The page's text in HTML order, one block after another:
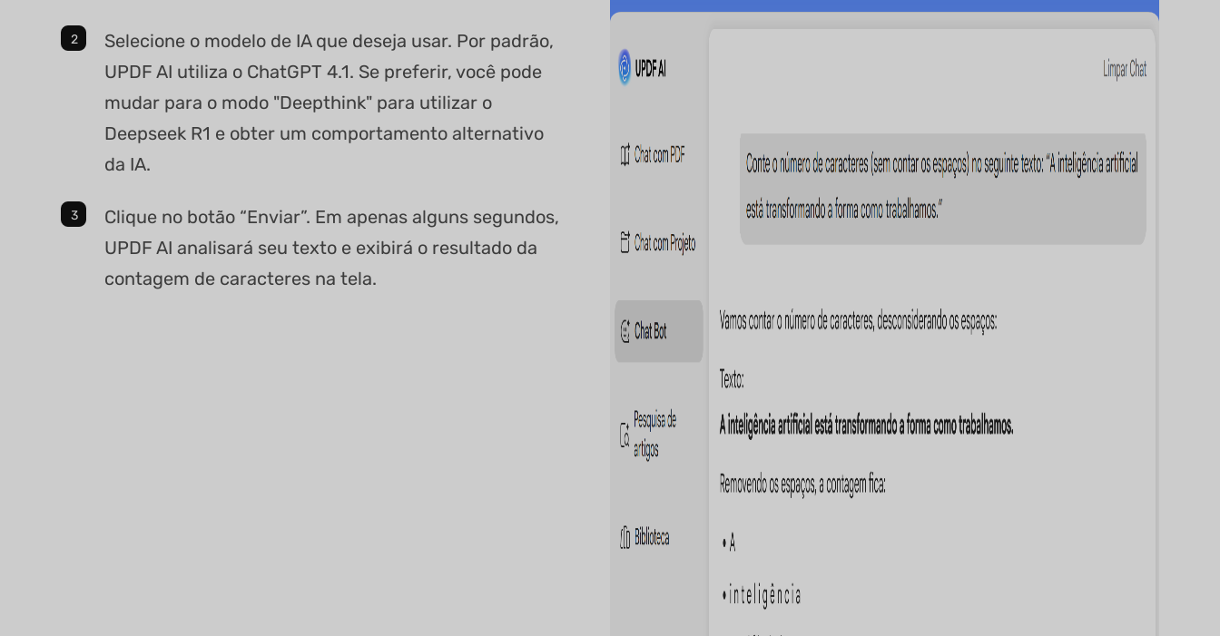
Selecione o modelo de IA que deseja usar. Por padrão,
UPDF AI utiliza o ChatGPT 4.1. Se preferir, você pode
mudar para o modo "Deepthink" para utilizar o
Deepseek R1 e obter um comportamento alternativo
da IA.
Clique no botão “Enviar”. Em apenas alguns segundos,
UPDF AI analisará seu texto e exibirá o resultado da
contagem de caracteres na tela.